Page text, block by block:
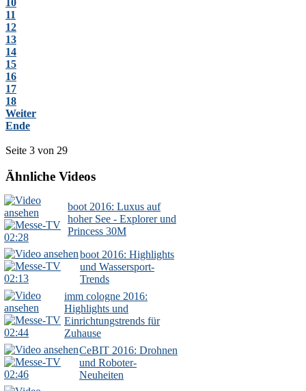
11
12
13
14
15
16
17
18
Weiter
Ende
Seite 3 von 29
Ähnliche Videos
02:28
boot 2016: Luxus auf
hoher See - Explorer und
Princess 30M
02:13
boot 2016: Highlights
und Wassersport-
Trends
02:44
imm cologne 2016:
Highlights und
Einrichtungstrends für
Zuhause
02:46
CeBIT 2016: Drohnen
und Roboter-
Neuheiten